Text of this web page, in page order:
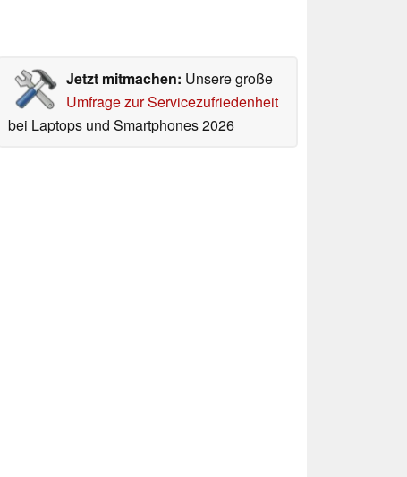
Jetzt mitmachen: Unsere große
Umfrage zur Servicezufriedenheit
bei Laptops und Smartphones 2026